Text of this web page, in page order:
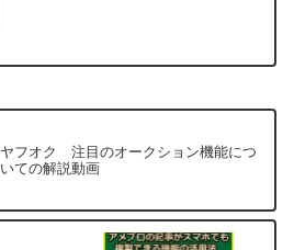
ヤフオク 注目のオークション機能につ
いての解説動画